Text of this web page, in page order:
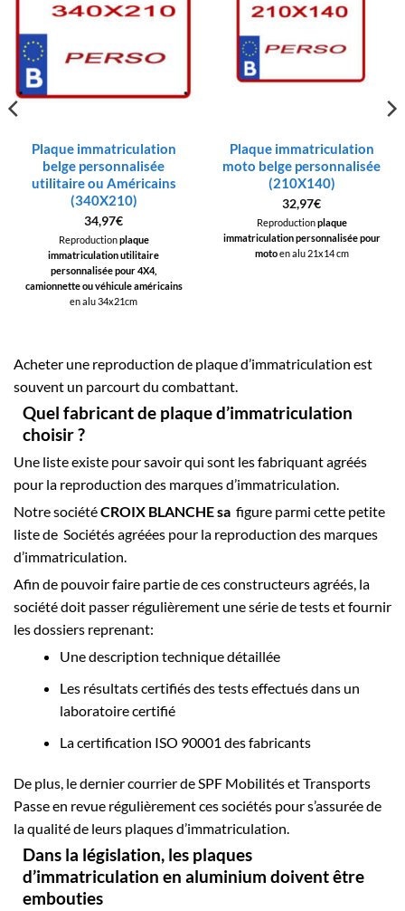
Plaque immatriculation
belge personnalisée
utilitaire ou Américains
(340X210)
34,97€
Reproductionplaque
immatriculation utilitaire
personnalisée pour 4X4,
camionnette ou véhicule américains
en alu 34x21cm
Plaque immatriculation
moto belge personnalisée
(210X140)
32,97€
Reproductionplaque
immatriculation personnalisée pour
motoen alu 21x14 cm
Acheter une reproduction de plaque d’immatriculation est
souvent un parcourt du combattant.
Quel fabricant de plaque d’immatriculation
choisir ?
Une liste existe pour savoir qui sont les fabriquant agréés
pour la reproduction des marques d’immatriculation.
Notre sociétéCROIX BLANCHE sa figure parmi cette petite
liste de Sociétés agréées pour la reproduction des marques
d’immatriculation.
Afin de pouvoir faire partie de ces constructeurs agréés, la
société doit passer régulièrement une série de tests et fournir
les dossiers reprenant:
Une description technique détaillée
Les résultats certifiés des tests effectués dans un
laboratoire certifié
La certification ISO 90001 des fabricants
De plus, le dernier courrier de SPF Mobilités et Transports
Passe en revue régulièrement ces sociétés pour s’assurée de
la qualité de leurs plaques d’immatriculation.
Dans la législation, les plaques
d’immatriculation en aluminium doivent être
embouties